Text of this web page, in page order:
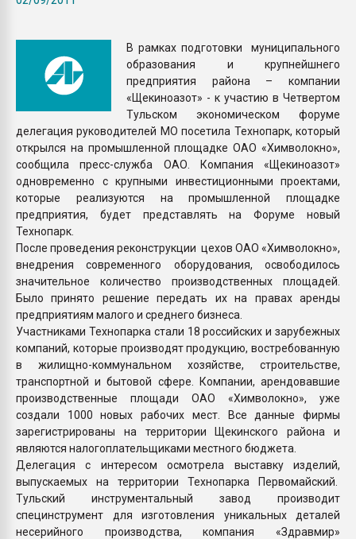
ПЕРЕЙТИ НА
В рамках подготовки муниципального
образования и крупнейшнего
предприятия района – компании
«Щекиноазот» - к участию в Четвертом
Тульском экономическом форуме
делегация руководителей МО посетила Технопарк, который
открылся на промышленной площадке ОАО «Химволокно»,
сообщила пресс-служба ОАО. Компания «Щекиноазот»
одновременно с крупными инвестиционными проектами,
которые реализуются на промышленной площадке
предприятия, будет представлять на Форуме новый
Технопарк.
После проведения реконструкции цехов ОАО «Химволокно»,
внедрения современного оборудования, освободилось
значительное количество производственных площадей.
Было принято решение передать их на правах аренды
предприятиям малого и среднего бизнеса.
Участниками Технопарка стали 18 российских и зарубежных
компаний, которые производят продукцию, востребованную
в жилищно-коммунальном хозяйстве, строительстве,
транспортной и бытовой сфере. Компании, арендовавшие
производственные площади ОАО «Химволокно», уже
создали 1000 новых рабочих мест. Все данные фирмы
зарегистрированы на территории Щекинского района и
являются налогоплательщиками местного бюджета.
Делегация с интересом осмотрела выставку изделий,
выпускаемых на территории Технопарка Первомайский.
Тульский инструментальный завод производит
специнструмент для изготовления уникальных деталей
несерийного производства, компания «Здравмир»